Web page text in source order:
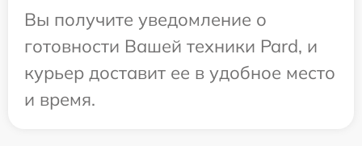
Вы получите уведомление о
готовности Вашей техники Pard, и
курьер доставит ее в удобное место
и время.